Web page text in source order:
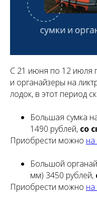
С 21 июня по 12 июля
и органайзеры на
лодок, в этот период
Большая сумка
1490 рублей, со
Приобрести можно на
Большой
мм) 3450 рублей,
Приобрести можно на